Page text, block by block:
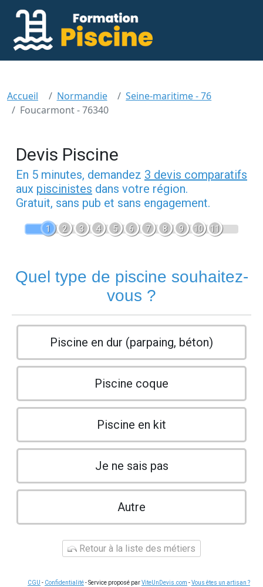
Accueil Normandie
Seine-maritime - 76
Foucarmont - 76340
Devis Piscine
En 5 minutes, demandez 3 devis comparatifs
aux piscinistes dans votre région.
Gratuit, sans pub et sans engagement.
1 2 3 4 5 6 7 8 9 10 11
Quel type de piscine souhaitez-
vous ?
Piscine en dur (parpaing, béton)
Piscine coque
Piscine en kit
Je ne sais pas
Autre
Retour à la liste des métiers
CGU - Confidentialité- Service proposé parViteUnDevis.com -Vous êtes un artisan ?